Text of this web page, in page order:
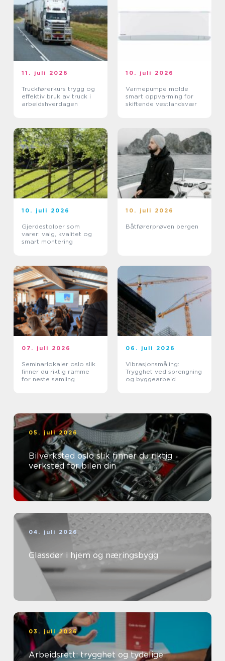
11. juli 2026
Truckførerkurs trygg og
effektiv bruk av truck i
arbeidshverdagen
10. juli 2026
Varmepumpe molde
smart oppvarming for
skiftende vestlandsvær
10. juli 2026
Gjerdestolper som
varer: valg, kvalitet og
smart montering
10. juli 2026
Båtførerprøven bergen
07. juli 2026
Seminarlokaler oslo slik
finner du riktig ramme
for neste samling
06. juli 2026
Vibrasjonsmåling:
Trygghet ved sprengning
og byggearbeid
05. juli 2026
Bilverksted oslo slik finner du riktig
verksted for bilen din
04. juli 2026
Glassdør i hjem og næringsbygg
03. juli 2026
Arbeidsrett: trygghet og tydelige